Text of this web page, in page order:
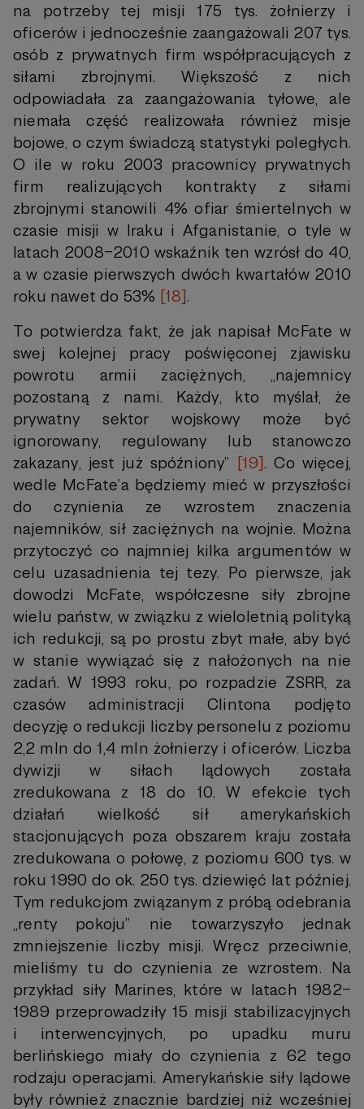
na potrzeby tej misji 175 tys. żołnierzy i
oficerów i jednocześnie zaangażowali 207 tys.
osób z prywatnych firm współpracujących z
siłami zbrojnymi. Większość z nich
odpowiadała za zaangażowania tyłowe, ale
niemała część realizowała również misje
bojowe, o czym świadczą statystyki poległych.
O ile w roku 2003 pracownicy prywatnych
firm realizujących kontrakty z siłami
zbrojnymi stanowili 4% ofiar śmiertelnych w
czasie misji w Iraku i Afganistanie, o tyle w
latach 2008–2010 wskaźnik ten wzrósł do 40,
a w czasie pierwszych dwóch kwartałów 2010
roku nawet do 53% [18].
To potwierdza fakt, że jak napisał McFate w
swej kolejnej pracy poświęconej zjawisku
powrotu armii zaciężnych, „najemnicy
pozostaną z nami. Każdy, kto myślał, że
prywatny sektor wojskowy może być
ignorowany, regulowany lub stanowczo
zakazany, jest już spóźniony” [19]. Co więcej,
wedle McFate’a będziemy mieć w przyszłości
do czynienia ze wzrostem znaczenia
najemników, sił zaciężnych na wojnie. Można
przytoczyć co najmniej kilka argumentów w
celu uzasadnienia tej tezy. Po pierwsze, jak
dowodzi McFate, współczesne siły zbrojne
wielu państw, w związku z wieloletnią polityką
ich redukcji, są po prostu zbyt małe, aby być
w stanie wywiązać się z nałożonych na nie
zadań. W 1993 roku, po rozpadzie ZSRR, za
czasów administracji Clintona podjęto
decyzję o redukcji liczby personelu z poziomu
2,2 mln do 1,4 mln żołnierzy i oficerów. Liczba
dywizji w siłach lądowych została
zredukowana z 18 do 10. W efekcie tych
działań wielkość sił amerykańskich
stacjonujących poza obszarem kraju została
zredukowana o połowę, z poziomu 600 tys. w
roku 1990 do ok. 250 tys. dziewięć lat później.
Tym redukcjom związanym z próbą odebrania
„renty pokoju” nie towarzyszyło jednak
zmniejszenie liczby misji. Wręcz przeciwnie,
mieliśmy tu do czynienia ze wzrostem. Na
przykład siły Marines, które w latach 1982–
1989 przeprowadziły 15 misji stabilizacyjnych
i interwencyjnych, po upadku muru
berlińskiego miały do czynienia z 62 tego
rodzaju operacjami. Amerykańskie siły lądowe
były również znacznie bardziej niż wcześniej